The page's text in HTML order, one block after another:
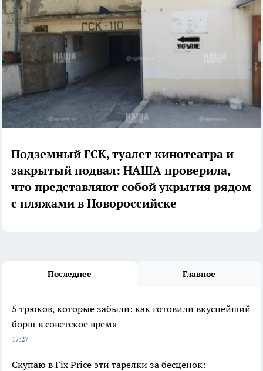
Подземный ГСК, туалет кинотеатра и
закрытый подвал: НАША проверила,
что представляют собой укрытия рядом
с пляжами в Новороссийске
Последнее Главное
5 трюков, которые забыли: как готовили вкуснейший
борщ в советское время
17:27
Скупаю в Fix Price эти тарелки за бесценок: